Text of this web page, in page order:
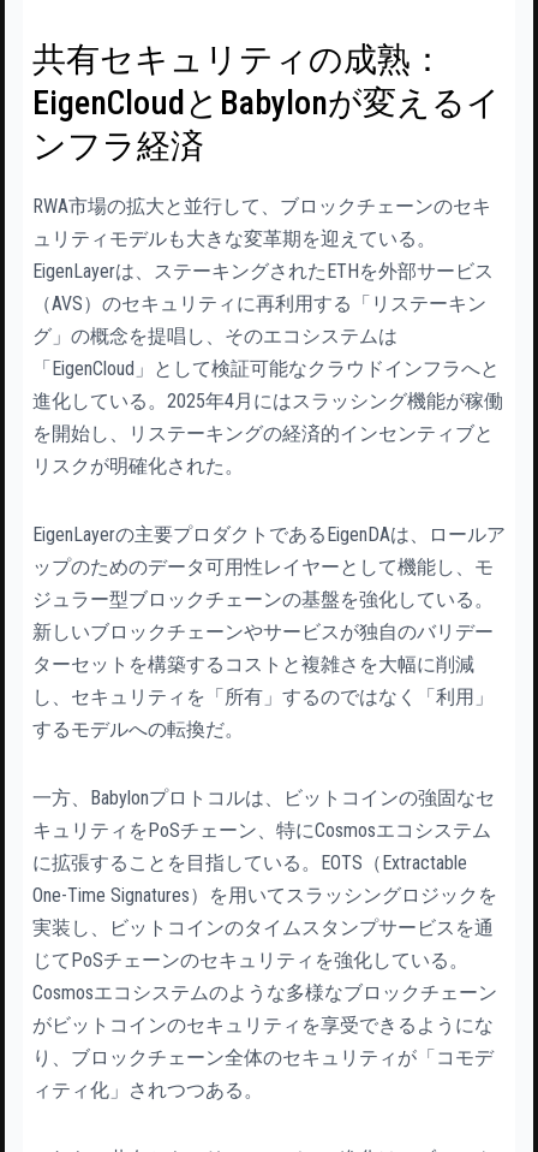
共有セキュリティの成熟：
EigenCloudとBabylonが変えるイ
ンフラ経済
RWA市場の拡大と並行して、ブロックチェーンのセキ
ュリティモデルも大きな変革期を迎えている。
EigenLayerは、ステーキングされたETHを外部サービス
（AVS）のセキュリティに再利用する「リステーキン
グ」の概念を提唱し、そのエコシステムは
「EigenCloud」として検証可能なクラウドインフラへと
進化している。2025年4月にはスラッシング機能が稼働
を開始し、リステーキングの経済的インセンティブと
リスクが明確化された。
EigenLayerの主要プロダクトであるEigenDAは、ロールア
ップのためのデータ可用性レイヤーとして機能し、モ
ジュラー型ブロックチェーンの基盤を強化している。
新しいブロックチェーンやサービスが独自のバリデー
ターセットを構築するコストと複雑さを大幅に削減
し、セキュリティを「所有」するのではなく「利用」
するモデルへの転換だ。
一方、Babylonプロトコルは、ビットコインの強固なセ
キュリティをPoSチェーン、特にCosmosエコシステム
に拡張することを目指している。EOTS（Extractable
One-Time Signatures）を用いてスラッシングロジックを
実装し、ビットコインのタイムスタンプサービスを通
じてPoSチェーンのセキュリティを強化している。
Cosmosエコシステムのような多様なブロックチェーン
がビットコインのセキュリティを享受できるようにな
り、ブロックチェーン全体のセキュリティが「コモデ
ィティ化」されつつある。